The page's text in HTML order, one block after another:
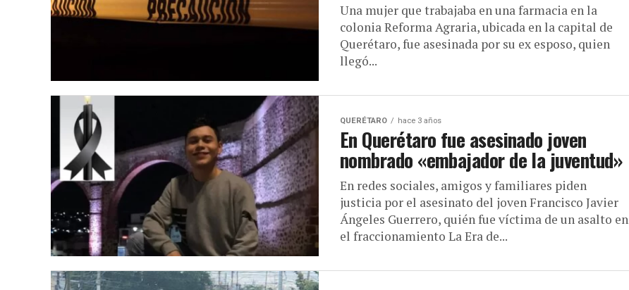
Una mujer que trabajaba en una farmacia en la
colonia Reforma Agraria, ubicada en la capital de
Querétaro, fue asesinada por su ex esposo, quien
llegó...
QUERÉTARO hace 3 años
En Querétaro fue asesinado joven
nombrado «embajador de la juventud»
En redes sociales, amigos y familiares piden
justicia por el asesinato del joven Francisco Javier
Ángeles Guerrero, quién fue víctima de un asalto en
el fraccionamiento La Era de...